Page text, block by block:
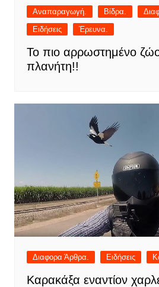
Αναπαραγωγή. Βίδρα.
Ειδήσεις
Έρευνα.
Το πιο αρρωστημένο
πλανήτη!!
Διαφορα Άρθρα. Ειδήσεις
Καρακάξα εναντίον